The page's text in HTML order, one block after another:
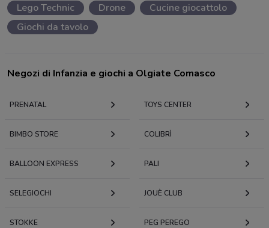
Lego Technic
Drone
Cucine giocattolo
Giochi da tavolo
Negozi di Infanzia e giochi a Olgiate Comasco
PRENATAL TOYS CENTER
BIMBO STORE COLIBRÌ
BALLOON EXPRESS PALI
SELEGIOCHI JOUÈ CLUB
STOKKE PEG PEREGO